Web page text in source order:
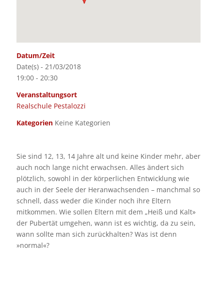
Datum/Zeit
Date(s) - 21/03/2018
19:00 - 20:30
Veranstaltungsort
Realschule Pestalozzi
KategorienKeine Kategorien
Sie sind 12, 13, 14 Jahre alt und keine Kinder mehr, aber
auch noch lange nicht erwachsen. Alles ändert sich
plötzlich, sowohl in der körperlichen Entwicklung wie
auch in der Seele der Heranwachsenden – manchmal so
schnell, dass weder die Kinder noch ihre Eltern
mitkommen. Wie sollen Eltern mit dem „Heiß und Kalt»
der Pubertät umgehen, wann ist es wichtig, da zu sein,
wann sollte man sich zurückhalten? Was ist denn
»normal«?